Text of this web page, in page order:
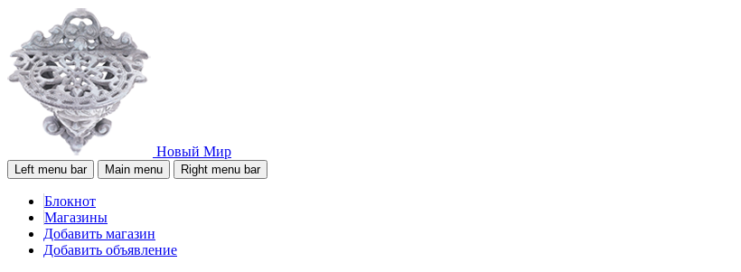
Новый Мир
Left menu bar Main menu Right menu bar
Блокнот
Магазины
Добавить магазин
Добавить объявление